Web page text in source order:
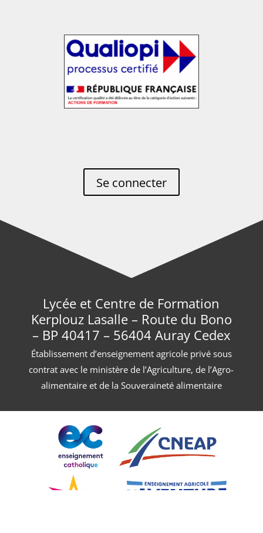
Se connecter
Lycée et Centre de Formation
Kerplouz Lasalle – Route du Bono
– BP 40417 – 56404 Auray Cedex
Établissement d’enseignement agricole privé sous
contrat avec le ministère de l’Agriculture, de l’Agro-
alimentaire et de la Souveraineté alimentaire